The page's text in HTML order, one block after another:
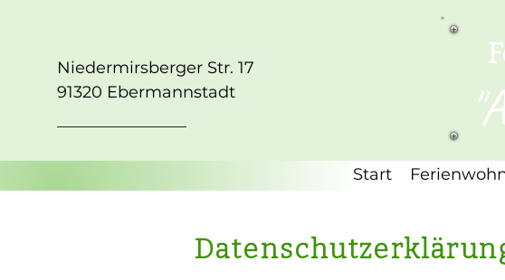
Niedermirsberger Str. 17
91320 Ebermannstadt
Start